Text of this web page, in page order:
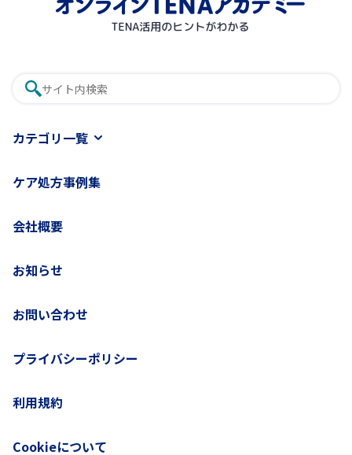
カテゴリ一覧
ケア処方事例集
会社概要
お知らせ
お問い合わせ
プライバシーポリシー
利用規約
Cookieについて